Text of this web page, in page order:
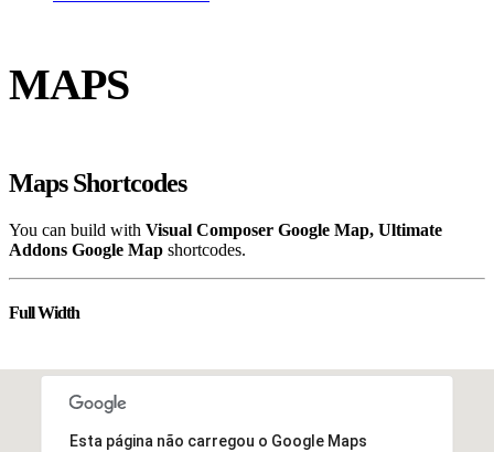
MAPS
Maps Shortcodes
You can build with Visual Composer Google Map, Ultimate
Addons Google Map shortcodes.
Full Width
Esta página não carregou o Google Maps